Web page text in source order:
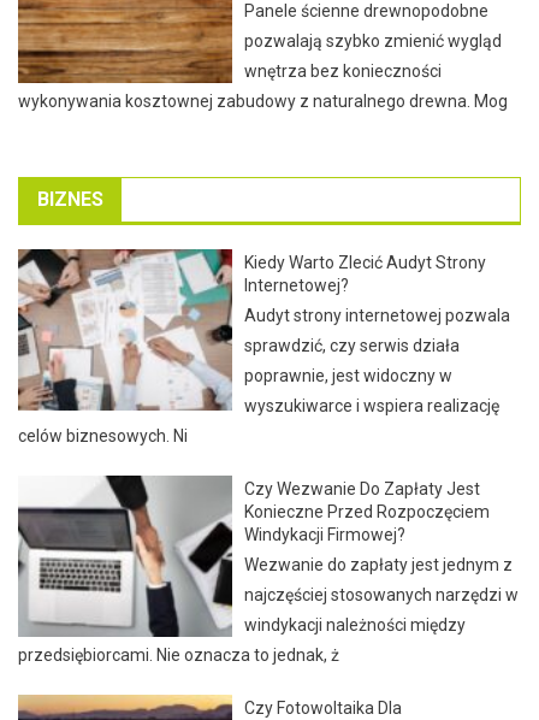
Panele ścienne drewnopodobne
pozwalają szybko zmienić wygląd
wnętrza bez konieczności
wykonywania kosztownej zabudowy z naturalnego drewna. Mog
BIZNES
Kiedy Warto Zlecić Audyt Strony
Internetowej?
Audyt strony internetowej pozwala
sprawdzić, czy serwis działa
poprawnie, jest widoczny w
wyszukiwarce i wspiera realizację
celów biznesowych. Ni
Czy Wezwanie Do Zapłaty Jest
Konieczne Przed Rozpoczęciem
Windykacji Firmowej?
Wezwanie do zapłaty jest jednym z
najczęściej stosowanych narzędzi w
windykacji należności między
przedsiębiorcami. Nie oznacza to jednak, ż
Czy Fotowoltaika Dla